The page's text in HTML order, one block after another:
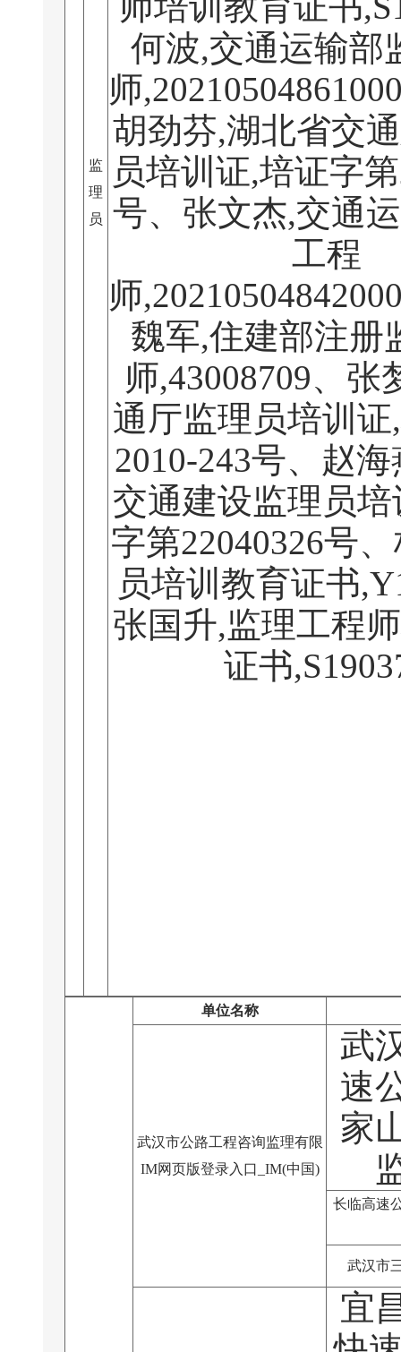
监
理
员
何波,交通运输部
师
胡劲芬,湖北省交
员培训证,培证字
号、张文杰,交通
工程
师
魏军,住建部注册
师,43008709、张
通厅监理员培训
2010-243号、赵
交通建设监理员
字第22040326号
员培训教育证书
张国升,监理工程
证书
单位名称
武汉市公路工程咨询监理有限
IM网页版登录入口_IM(中国)
武
速
家
长临高速
武汉市
宜